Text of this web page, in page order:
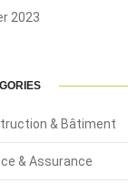
2023
& Bâtiment
& Assurance